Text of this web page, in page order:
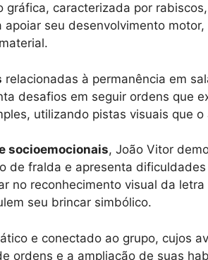
gráfica, caracterizada por
seu desenvolvimento
relacionadas à permanência em
desafios em seguir ordens que
utilizando pistas visuais que
socioemocionais, João Vitor
de fralda e apresenta
no reconhecimento visual da
seu brincar simbólico.
e conectado ao grupo, cujos
ordens e a ampliação de suas